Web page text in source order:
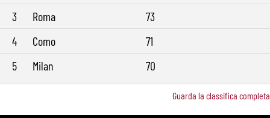
3
Roma
73
4
Como
71
5
Milan 70
Guarda la classifica completa